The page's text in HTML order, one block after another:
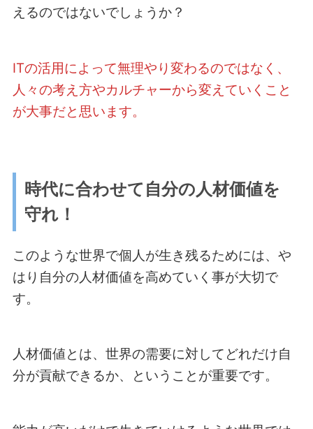
えるのではないでしょうか？
ITの活用によって無理やり変わるのではなく、
人々の考え方やカルチャーから変えていくこと
が大事だと思います。
時代に合わせて自分の人材価値を
守れ！
このような世界で個人が生き残るためには、や
はり自分の人材価値を高めていく事が大切で
す。
人材価値とは、世界の需要に対してどれだけ自
分が貢献できるか、ということが重要です。